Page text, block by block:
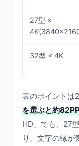
27型 ×
32型 × 4K
表のポイントは
を選ぶと約
HD」でも、27
り、文字の縁が